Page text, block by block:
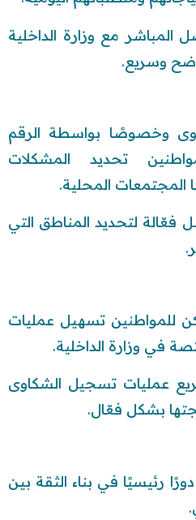
المباشر مع وزارة الداخلية
وسريع.
وخصوصًا بواسطة الرقم
تحديد المشكلات
المجتمعات المحلية.
فعّالة لتحديد المناطق التي
للمواطنين تسهيل عمليات
في وزارة الداخلية.
عمليات تسجيل الشكاوى
بشكل فعّال.
رئيسيًا في بناء الثقة بين